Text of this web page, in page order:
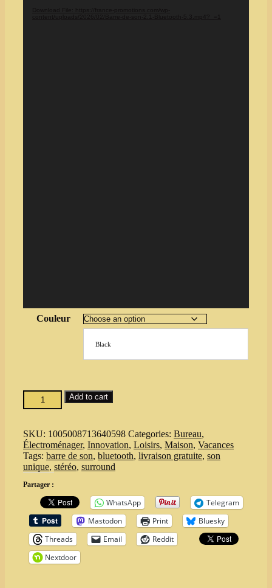
Couleur
Black
Barre
de
Bluetooth
5.3
—
Son
stéréo
Surround
virtuel,
RCA
AUX
TF,
Add to cart
SKU: 1005008713640598 Categories: Bureau,
Électroménager, Innovation, Loisirs, Maison, Vacances
Tags: barre de son, bluetooth, livraison gratuite, son
unique, stéréo, surround
Partager :
WhatsApp
Telegram
Mastodon
Print
Bluesky
Threads
Email
Reddit
Nextdoor